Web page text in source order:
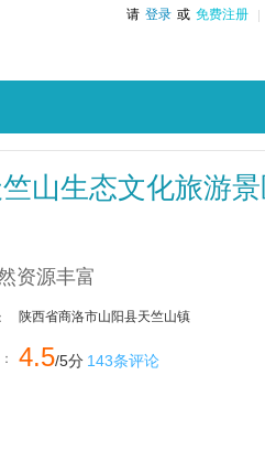
请 登录 或 免费注册
山生态文化旅游
资源丰富
陕西省商洛市山阳县天竺山镇
4.5/5分 143条评论